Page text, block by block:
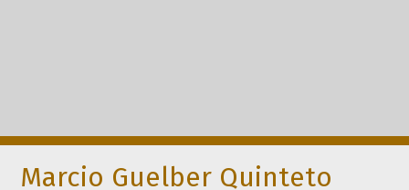
Marcio Guelber Quinteto